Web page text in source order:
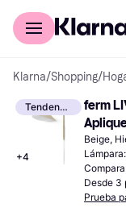
Comprar con Klarna
Klarna/Shopping/
Tendencia
+4
ferm
Beige,
Desde 3
Prueba